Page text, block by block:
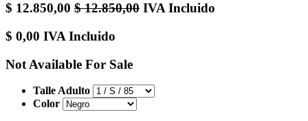
$ 12.850,00 $12.850,00 IVA Incluido
$ 0,00 IVA Incluido
Not Available For Sale
Talle Adulto
Color